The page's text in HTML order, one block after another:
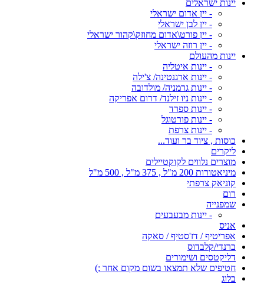
יינות ישראלים
- יין אדום ישראלי
- יין לבן ישראלי
- יין פורט\אדום מחוזק\קהור ישראלי
- יין רוזה ישראלי
יינות מהעולם
- יינות איטליה
- יינות ארגנטינה/ צ'ילה
- יינות גרמניה/ מולדובה
- יינות ניו זילנד/ דרום אפריקה
- יינות ספרד
- יינות פורטוגל
- יינות צרפת
כוסות , ציוד בר ועוד...
ליקרים
מוצרים נלווים לקוקטיילים
מיניאטורות 200 מ"ל , 375 מ"ל , 500 מ"ל
קוניאק צרפתי
רום
שמפנייה
- יינות מבעבעים
אניס
אפריטיף / דז'סטיף / סאקה
ברנדי/קלבדוס
דליקטסים ושימורים
חטיפים שלא תמצאו בשום מקום אחר ;)
בלוג